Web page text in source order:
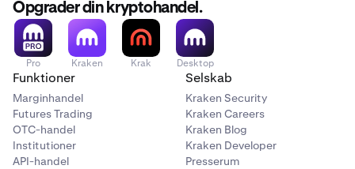
Opgrader din kryptohandel.
Pro Kraken Krak Desktop
Funktioner
Marginhandel
Futures Trading
OTC-handel
Institutioner
API-handel
Selskab
Kraken Security
Kraken Careers
Kraken Blog
Kraken Developer
Presserum